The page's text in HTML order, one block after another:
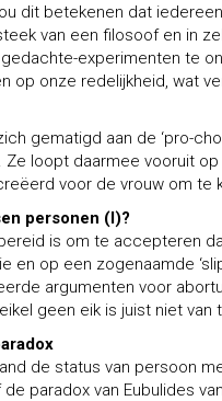
dit betekenen dat
van een filosoof en in
experimenten te
op onze redelijkheid, wat
gematigd aan de ‘pro-
Ze loopt daarmee vooruit
voor de vrouw om te
personen (I)?
is om te accepteren
en op een zogenaamde
argumenten voor
geen eik is juist niet van
de status van persoon
paradox van Eubulides